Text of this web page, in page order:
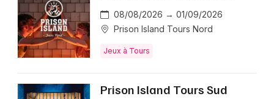
08/08/2026 → 01/09/2026
Prison Island Tours Nord
Jeux à Tours
Prison Island Tours Sud